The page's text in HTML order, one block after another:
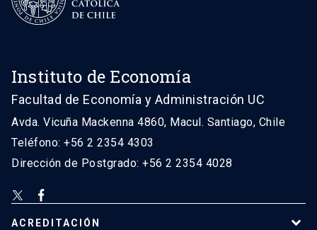
Instituto de Economía
Facultad de Economía y Administración UC
Avda. Vicuña Mackenna 4860, Macul. Santiago, Chile
Teléfono: +56 2 2354 4303
Dirección de Postgrado: +56 2 2354 4028
ACREDITACIÓN